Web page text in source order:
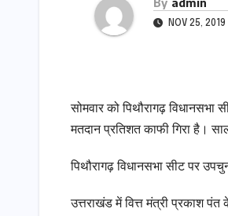
By admin
NOV 25, 2019
सोमवार को पिथौरागढ़
मतदान प्रतिशत काफी गिरा है।
पिथौरागढ़ विधानसभा सीट पर
उत्तराखंड में वित्त मंत्री प्रकाश